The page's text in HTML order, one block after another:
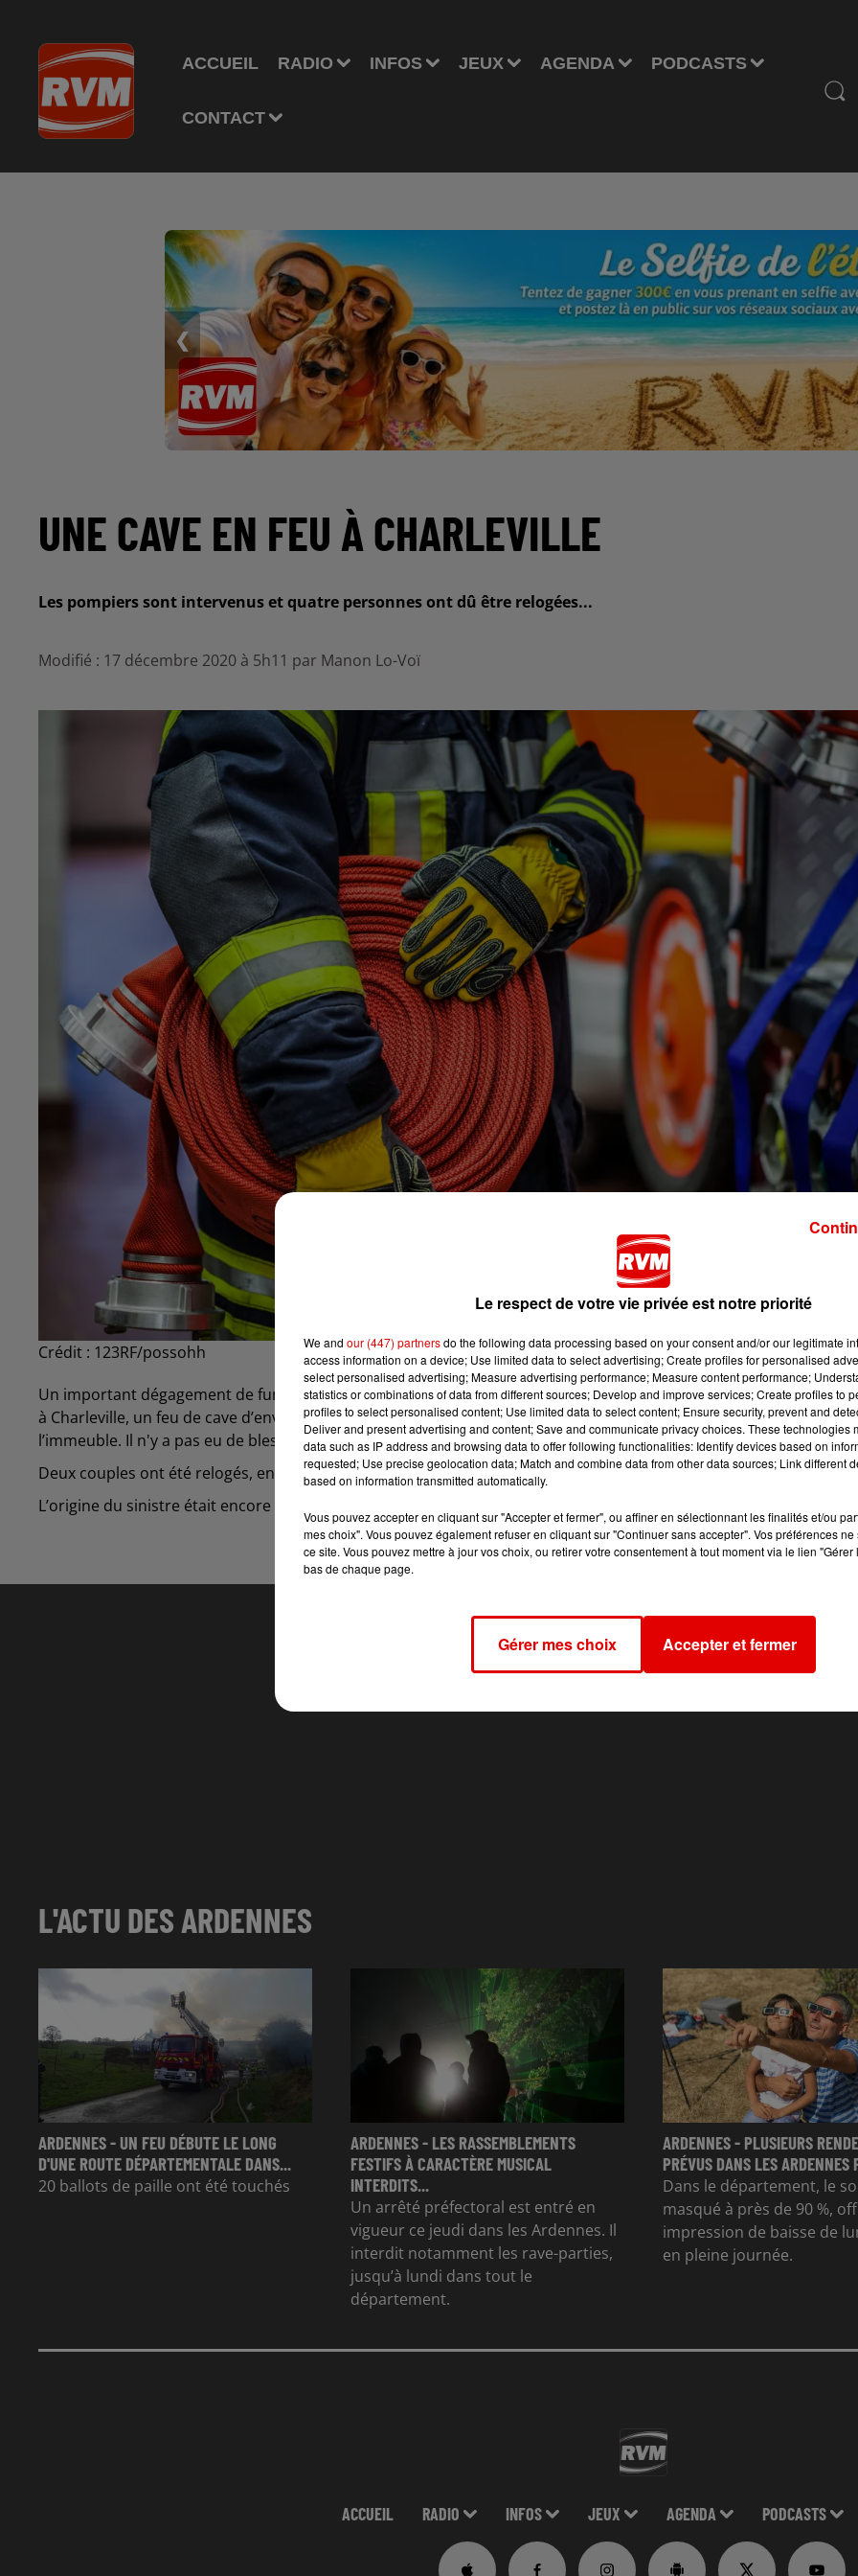
ACCUEIL RADIO INFOS JEUX AGENDA PODCASTS
CONTACT
❮
UNE CAVE EN FEU À CHARLEVILLE
Les pompiers sont intervenus et quatre personnes ont dû être relogées...
Modifié : 17 décembre 2020 à 5h11 par Manon Lo-Voï
Crédit : 123RF/possohh
Un important dégagement de fumée. Ce mercredi 16 décembre, aux environs de 16h30, rue des Comtes de
à Charleville, un feu de cave d’environ 25m² a nécessité l’intervention des pompiers et l’évacuation des locataires
l’immeuble. Il n'y a pas eu de blessé.
Deux couples ont été relogés, en raison des fumées qui ont envahi leurs appartements.
L’origine du sinistre était encore indéterminée hier soir.
L'ACTU DES ARDENNES
ARDENNES - UN FEU DÉBUTE LE LONG
D'UNE ROUTE DÉPARTEMENTALE DANS...
20 ballots de paille ont été touchés
ARDENNES - LES RASSEMBLEMENTS
FESTIFS À CARACTÈRE MUSICAL
INTERDITS...
Un arrêté préfectoral est entré en
vigueur ce jeudi dans les Ardennes. Il
interdit notamment les rave-parties,
jusqu’à lundi dans tout le
département.
ARDENNES - PLUSIEURS
PRÉVUS DANS LES ARDENNES
Dans le département, le
masqué à près de 90 %,
impression de baisse de
en pleine journée.
ACCUEIL RADIO INFOS JEUX AGENDA PODCASTS
Le respect de votre vie privée est notre priorité
We and our (447) partnersdo the following data processing based on your consent and/or our legitimate
access information on a device; Use limited data to select advertising; Create profiles for personalised
select personalised advertising; Measure advertising performance; Measure content performance;
statistics or combinations of data from different sources; Develop and improve services; Create profiles to
profiles to select personalised content; Use limited data to select content; Ensure security, prevent and
Deliver and present advertising and content; Save and communicate privacy choices. These technologies
data such as IP address and browsing data to offer following functionalities: Identify devices based on
requested; Use precise geolocation data; Match and combine data from other data sources; Link different
based on information transmitted automatically.
Vous pouvez accepter en cliquant sur "Accepter et fermer", ou affiner en sélectionnant les finalités et/ou
mes choix". Vous pouvez également refuser en cliquant sur "Continuer sans accepter". Vos préférences
ce site. Vous pouvez mettre à jour vos choix, ou retirer votre consentement à tout moment via le lien
bas de chaque page.
Gérer mes choix Accepter et fermer